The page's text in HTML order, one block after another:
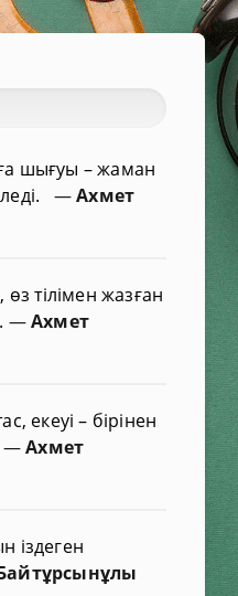
шығуы – жаман
—Ахмет
өз тілімен жазған
—Ахмет
екеуі – бірінен
—Ахмет
іздеген